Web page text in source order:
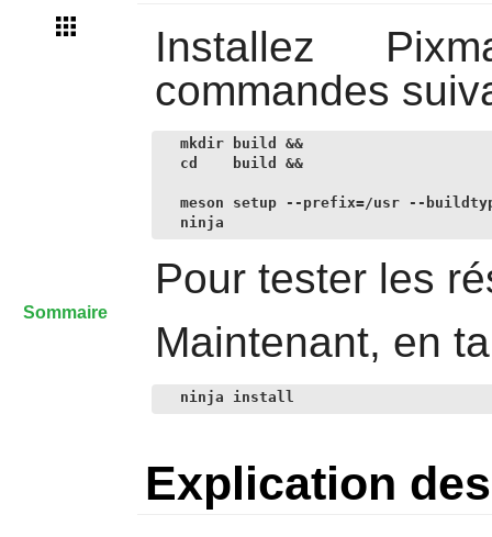
Installez
commandes
mkdir build &&
cd    build &&
meson setup --prefix=/usr --
ninja
Pour tester les
Maintenant, en
ninja install
Explication
Sommaire